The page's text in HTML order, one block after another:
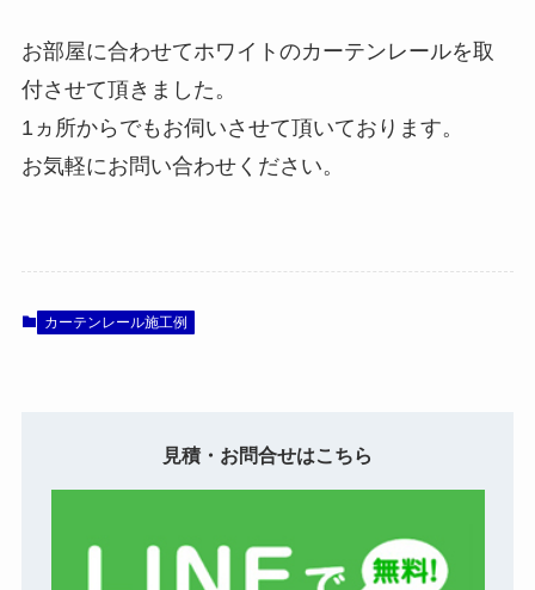
お部屋に合わせてホワイトのカーテンレールを取
付させて頂きました。
1ヵ所からでもお伺いさせて頂いております。
お気軽にお問い合わせください。
カーテンレール施工例
見積・お問合せはこちら